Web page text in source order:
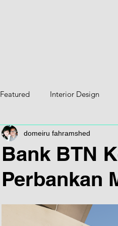
Featured Interior Design
3D
Bank BTN
Perbankan
domeiru fahramshed